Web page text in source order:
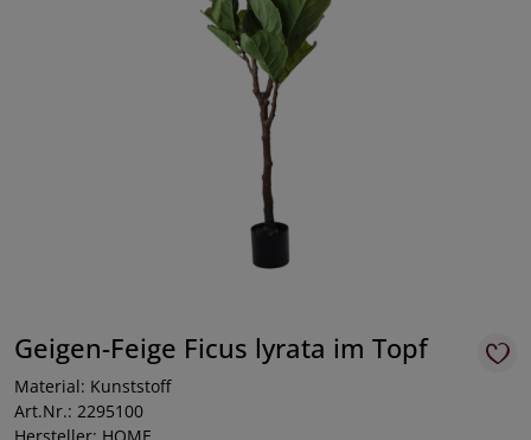
Geigen-Feige Ficus lyrata im Topf
Material: Kunststoff
Art.Nr.: 2295100